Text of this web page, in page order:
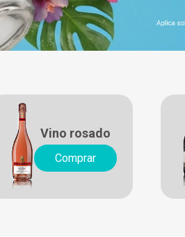
Vino rosado
Comprar